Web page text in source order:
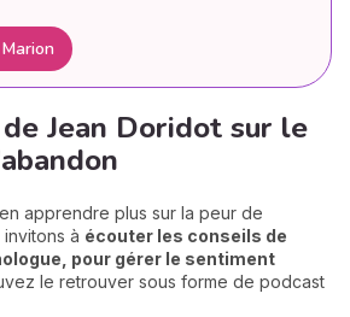
Jean Doridot sur le
apprendre plus sur la peur de
à écouter les conseils de
pour gérer le sentiment
le retrouver sous forme de podcast